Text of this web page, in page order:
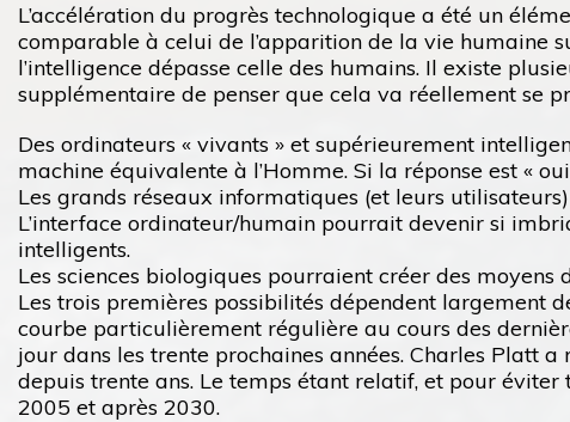
L’accélération du progrès technologique a été un
comparable à celui de l’apparition de la vie humaine
l’intelligence dépasse celle des humains. Il existe
supplémentaire de penser que cela va réellement se
Des ordinateurs « vivants » et supérieurement
machine équivalente à l’Homme. Si la réponse est «
Les grands réseaux informatiques (et leurs
L’interface ordinateur/humain pourrait devenir si
intelligents.
Les sciences biologiques pourraient créer des moyens
Les trois premières possibilités dépendent largement
courbe particulièrement régulière au cours des
jour dans les trente prochaines années. Charles Platt
depuis trente ans. Le temps étant relatif, et pour
2005 et après 2030.